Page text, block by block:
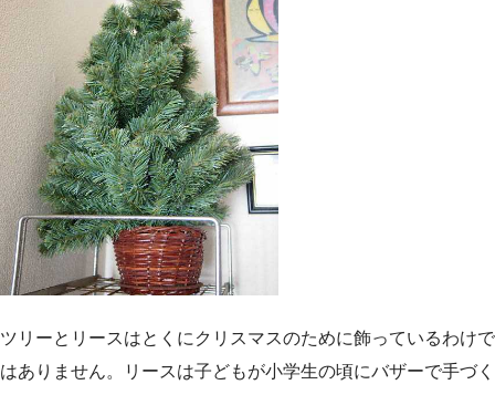
ツリーとリースはとくにクリスマスのために飾っているわけで
はありません。リースは子どもが小学生の頃にバザーで手づく